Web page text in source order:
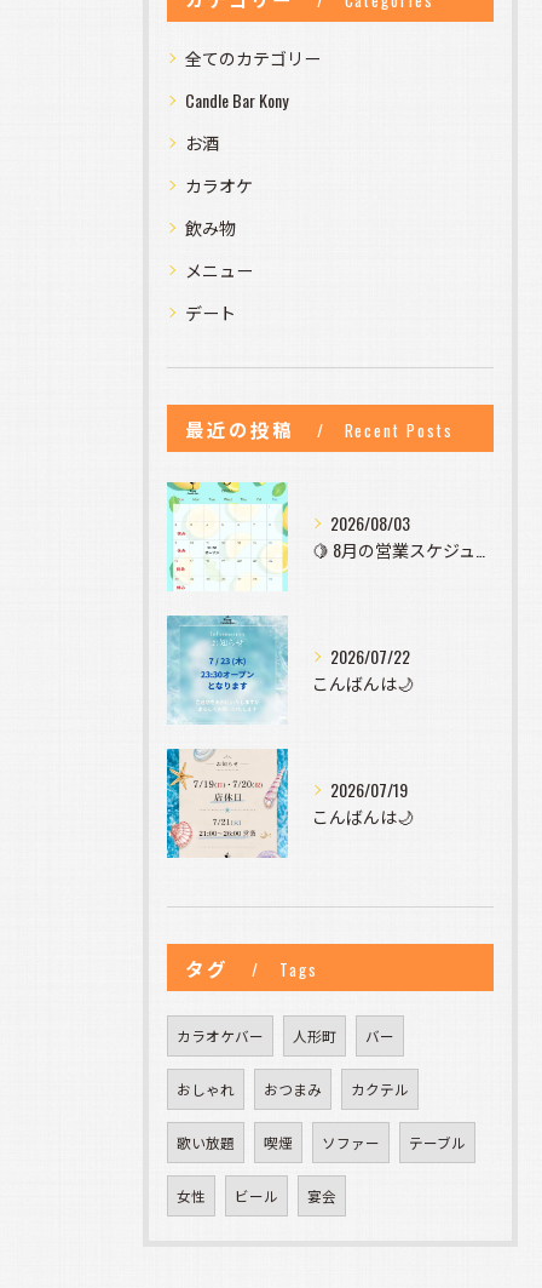
全てのカテゴリー
Candle Bar Kony
お酒
カラオケ
飲み物
メニュー
デート
最近の投稿 Recent Posts
2026/08/03
2026/07/22
こんばんは🌙
2026/07/19
こんばんは🌙
タグ Tags
カラオケバー 人形町 バー
おしゃれ おつまみ カクテル
歌い放題 喫煙 ソファー テーブル
女性 ビール 宴会